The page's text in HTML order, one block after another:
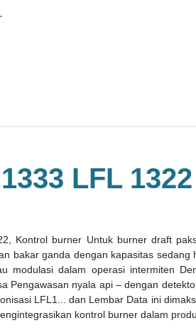
LFL 1322
Kontrol burner Untuk burner draft
bakar ganda dengan kapasitas sedang
modulasi dalam operasi intermiten
Pengawasan nyala api – dengan
LFL1... dan Lembar Data ini
kontrol burner dalam